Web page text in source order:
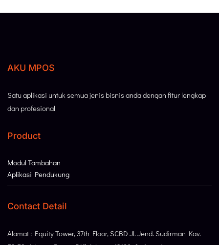
AKU MPOS
Satu aplikasi untuk semua jenis bisnis anda dengan fitur lengkap
dan profesional
Product
Modul Tambahan
Aplikasi Pendukung
Contact Detail
Alamat : Equity Tower, 37th Floor, SCBD Jl. Jend. Sudirman Kav.